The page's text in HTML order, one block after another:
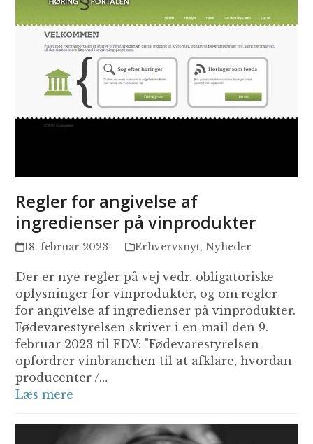
Regler for angivelse af
ingredienser på vinprodukter
18. februar 2023 Erhvervsnyt, Nyheder
Der er nye regler på vej vedr. obligatoriske
oplysninger for vinprodukter, og om regler
for angivelse af ingredienser på vinprodukter.
Fødevarestyrelsen skriver i en mail den 9.
februar 2023 til FDV: "Fødevarestyrelsen
opfordrer vinbranchen til at afklare, hvordan
producenter /…
Læs mere